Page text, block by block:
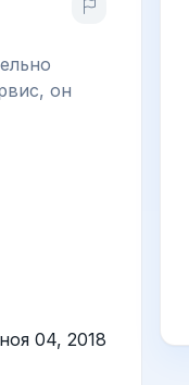
он
ноя 04, 2018